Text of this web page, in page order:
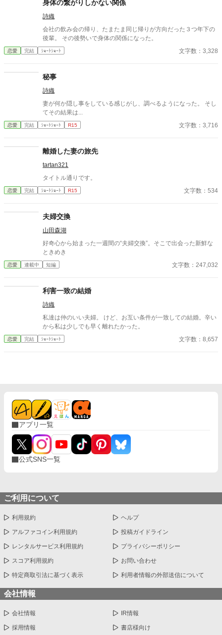
身体の繋がりしかない関係
詩織
会社の飲み会の帰り、たまたま同じ帰りが方向だった３つ年下の
後輩。 その後勢いで身体の関係になった。
恋愛 完結 ｼｮｰﾄｼｮｰﾄ 文字数：3,328
秘事
詩織
妻が何か隠し事をしている感じがし、調べるようになった。 そし
てその結果は...
恋愛 完結 ｼｮｰﾄｼｮｰﾄ R15 文字数：3,716
離婚した妻の旅先
tartan321
タイトル通りです。
恋愛 完結 ｼｮｰﾄｼｮｰﾄ R15 文字数：534
夫婦交換
山田森湖
好奇心から始まった一週間の“夫婦交換”。そこで出会った新鮮な
ときめき
恋愛 連載中 短編 文字数：247,032
利害一致の結婚
詩織
私達は仲のいい夫婦。 けど、お互い条件が一致しての結婚。辛い
から私は少しでも早く離れたかった。
恋愛 完結 ｼｮｰﾄｼｮｰﾄ 文字数：8,657
アプリ一覧
公式SNS一覧
ご利用について
利用規約 ヘルプ
アルファコイン利用規約 投稿ガイドライン
レンタルサービス利用規約 プライバシーポリシー
スコア利用規約 お問い合わせ
特定商取引法に基づく表示 利用者情報の外部送信について
会社情報
会社情報 IR情報
採用情報 書店様向け